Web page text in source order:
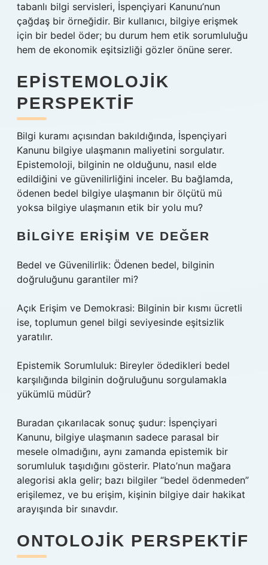
tabanlı bilgi servisleri, İspençiyari Kanunu’nun
çağdaş bir örneğidir. Bir kullanıcı, bilgiye erişmek
için bir bedel öder; bu durum hem etik sorumluluğu
hem de ekonomik eşitsizliği gözler önüne serer.
EPISTEMOLOJIK
PERSPEKTIF
Bilgi kuramı açısından bakıldığında, İspençiyari
Kanunu bilgiye ulaşmanın maliyetini sorgulatır.
Epistemoloji, bilginin ne olduğunu, nasıl elde
edildiğini ve güvenilirliğini inceler. Bu bağlamda,
ödenen bedel bilgiye ulaşmanın bir ölçütü mü
yoksa bilgiye ulaşmanın etik bir yolu mu?
BILGIYE ERIŞIM VE DEĞER
Bedel ve Güvenilirlik: Ödenen bedel, bilginin
doğruluğunu garantiler mi?
Açık Erişim ve Demokrasi: Bilginin bir kısmı ücretli
ise, toplumun genel bilgi seviyesinde eşitsizlik
yaratılır.
Epistemik Sorumluluk: Bireyler ödedikleri bedel
karşılığında bilginin doğruluğunu sorgulamakla
yükümlü müdür?
Buradan çıkarılacak sonuç şudur: İspençiyari
Kanunu, bilgiye ulaşmanın sadece parasal bir
mesele olmadığını, aynı zamanda epistemik bir
sorumluluk taşıdığını gösterir. Plato’nun mağara
alegorisi akla gelir; bazı bilgiler “bedel ödenmeden”
erişilemez, ve bu erişim, kişinin bilgiye dair hakikat
arayışında bir sınavdır.
ONTOLOJIK PERSPEKTIF